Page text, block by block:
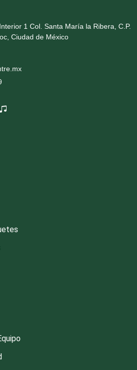
1 Col. Santa María la Ribera, C.P.
Ciudad de México